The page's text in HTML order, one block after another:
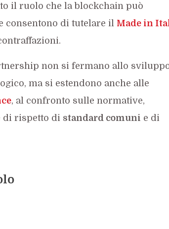
il ruolo che la blockchain può
consentono di tutelare il Made in
non si fermano allo
ma si estendono anche alle
, al confronto sulle normative,
di rispetto di standard comuni e di